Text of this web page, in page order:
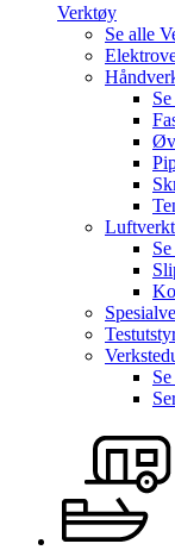
Verktøy
Se alle